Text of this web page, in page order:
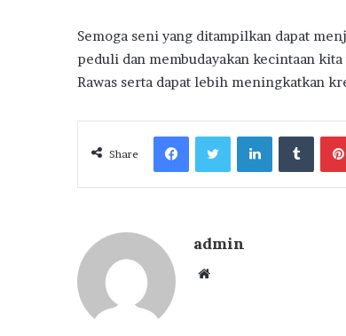
Semoga seni yang ditampilkan dapat
peduli dan membudayakan kecintaan
Rawas serta dapat lebih meningkatkan
Share
FacebookTwitterLinkedIn
admin
Website